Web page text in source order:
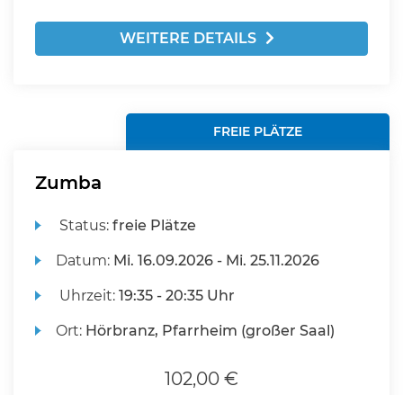
WEITERE DETAILS
FREIE PLÄTZE
Zumba
Status:freie Plätze
Datum: Mi. 16.09.2026 - Mi. 25.11.2026
Uhrzeit:19:35 - 20:35 Uhr
Ort: Hörbranz, Pfarrheim (großer Saal)
102,00 €